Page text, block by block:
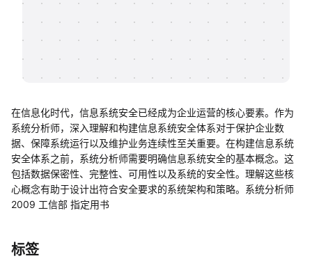
在信息化时代，信息系统安全已经成为企业运营的核心要素。作为
系统分析师，深入理解和构建信息系统安全体系对于保护企业数
据、保障系统运行以及维护业务连续性至关重要。在构建信息系统
安全体系之前，系统分析师需要明确信息系统安全的基本概念。这
包括数据保密性、完整性、可用性以及系统的安全性。理解这些核
心概念有助于设计出符合安全要求的系统架构和策略。系统分析师
2009 工信部 指定用书
标签